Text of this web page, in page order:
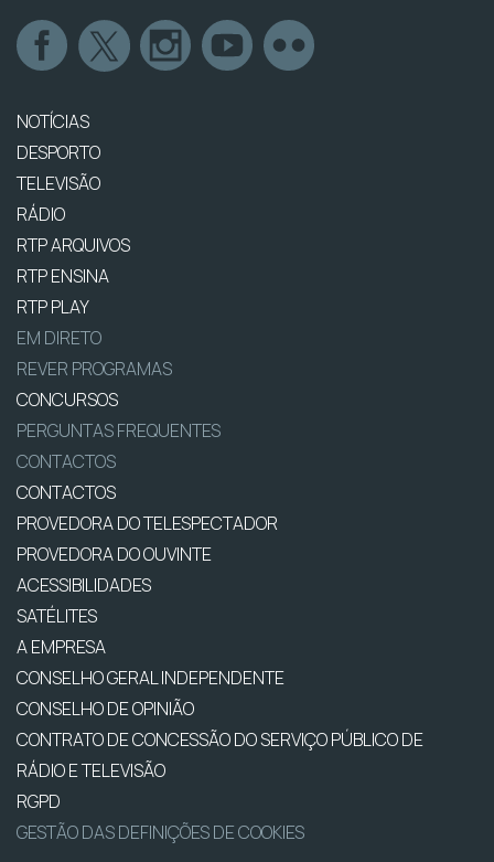
NOTÍCIAS
DESPORTO
TELEVISÃO
RÁDIO
RTP ARQUIVOS
RTP ENSINA
RTP PLAY
EM DIRETO
REVER PROGRAMAS
CONCURSOS
PERGUNTAS FREQUENTES
CONTACTOS
CONTACTOS
PROVEDORA DO TELESPECTADOR
PROVEDORA DO OUVINTE
ACESSIBILIDADES
SATÉLITES
A EMPRESA
CONSELHO GERAL INDEPENDENTE
CONSELHO DE OPINIÃO
CONTRATO DE CONCESSÃO DO SERVIÇO PÚBLICO DE
RÁDIO E TELEVISÃO
RGPD
GESTÃO DAS DEFINIÇÕES DE COOKIES